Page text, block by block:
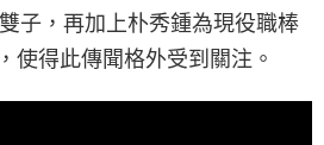
子，再加上朴秀鍾為現役職棒
使得此傳聞格外受到關注。